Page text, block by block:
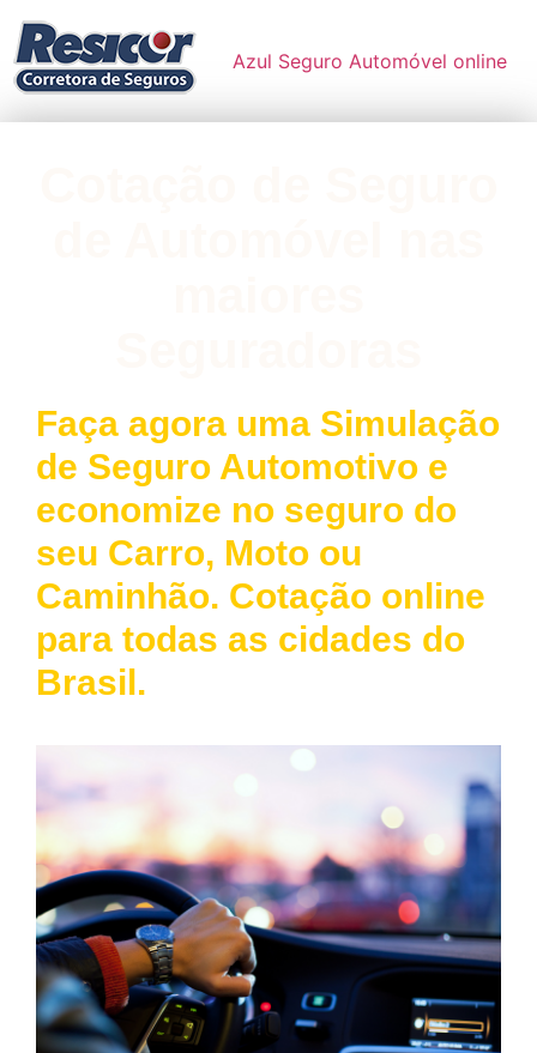
Azul Seguro Automóvel online
Faça agora uma Simulação
de Seguro Automotivo e
economize no seguro do
seu Carro, Moto ou
Caminhão. Cotação online
para todas as cidades do
Brasil.